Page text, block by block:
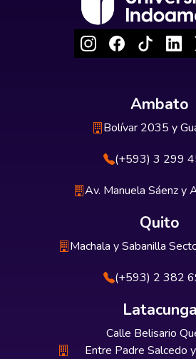
Ambato
Bolívar 2035 y
(+593) 3 299
Av. Manuela Sáenz y
Quito
Machala y Sabanilla
(+593) 2 382
Latacunga
Calle Belisario
Entre Padre Salcedo